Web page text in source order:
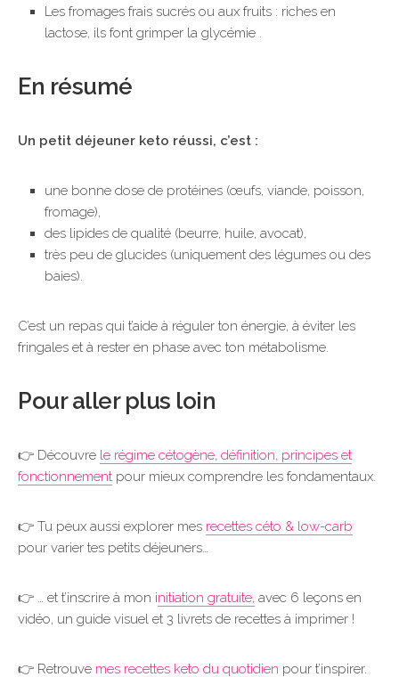
Les fromages frais sucrés ou aux fruits : riches en
lactose, ils font grimper la glycémie .
En résumé
Un petit déjeuner keto réussi, c’est :
une bonne dose de protéines (œufs, viande, poisson,
fromage),
des lipides de qualité (beurre, huile, avocat),
très peu de glucides (uniquement des légumes ou des
baies).
C’est un repas qui t’aide à réguler ton énergie, à éviter les
fringales et à rester en phase avec ton métabolisme.
Pour aller plus loin
👉 Découvre le régime cétogène, définition, principes et
fonctionnementpour mieux comprendre les fondamentaux.
👉 Tu peux aussi explorer mes recettes céto & low-carb
pour varier tes petits déjeuners…
👉 … et t’inscrire à mon initiation gratuite, avec 6 leçons en
vidéo, un guide visuel et 3 livrets de recettes à imprimer !
👉 Retrouve mes recettes keto du quotidien pour t’inspirer.